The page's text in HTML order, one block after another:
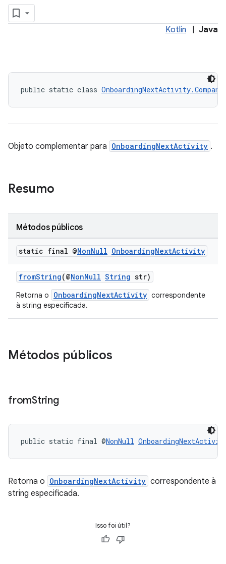
Kotlin Java
public static class
Objeto complementar para OnboardingNextActivity .
Resumo
Métodos públicos
static final @NonNull OnboardingNextActivity
fromString(@NonNull String str)
Retorna o OnboardingNextActivity correspondente
à string especificada.
Métodos públicos
fromString
public static final @NonNull
Retorna o OnboardingNextActivity correspondente à
string especificada.
Isso foi útil?